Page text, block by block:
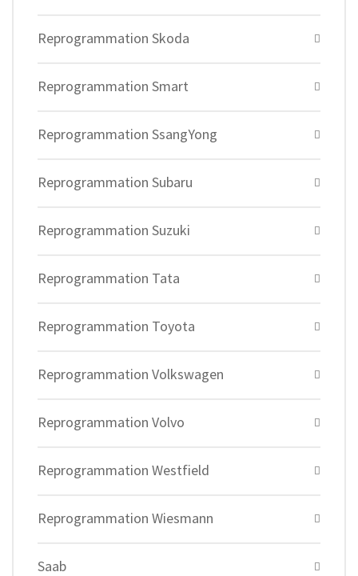
Reprogrammation Skoda
Reprogrammation Smart
Reprogrammation SsangYong
Reprogrammation Subaru
Reprogrammation Suzuki
Reprogrammation Tata
Reprogrammation Toyota
Reprogrammation Volkswagen
Reprogrammation Volvo
Reprogrammation Westfield
Reprogrammation Wiesmann
Saab